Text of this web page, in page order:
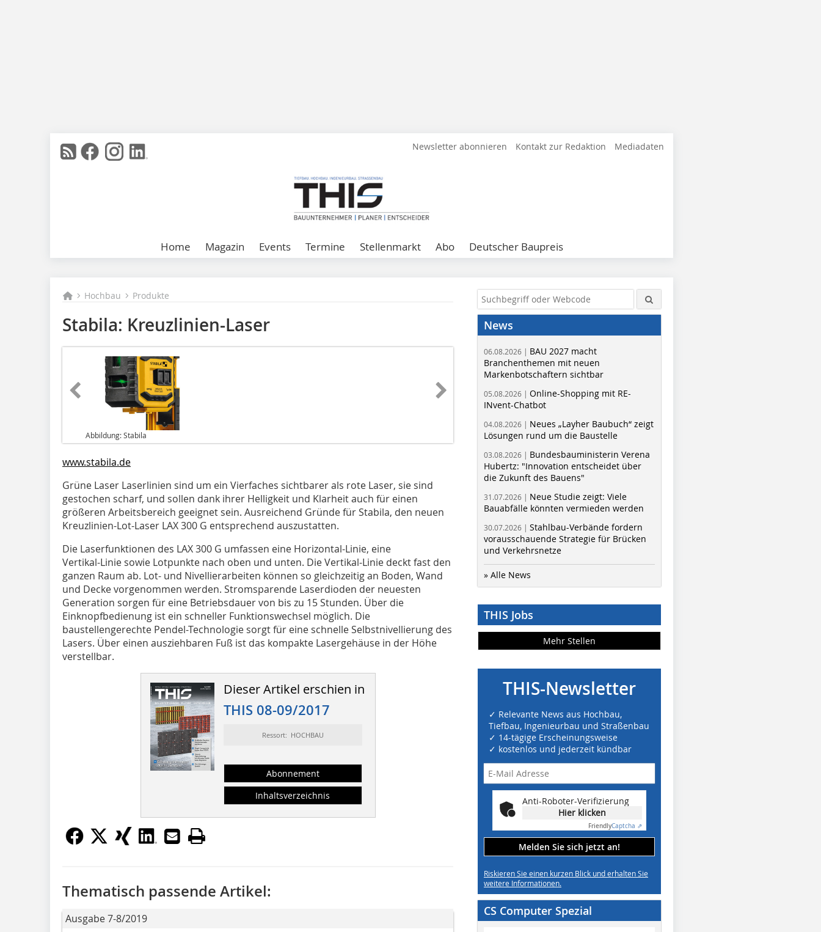
Newsletter abonnieren Kontakt zur Redaktion Mediadaten
Home Magazin Events Termine Stellenmarkt Abo Deutscher Baupreis
Hochbau Produkte
Stabila: Kreuzlinien-Laser
Abbildung: Stabila
www.stabila.de
Grüne Laser Laserlinien sind um ein Vierfaches sichtbarer als rote Laser, sie sind
gestochen scharf, und sollen dank ihrer Helligkeit und Klarheit auch für einen
größeren Arbeitsbereich geeignet sein. Ausreichend Gründe für Stabila, den neuen
Kreuzlinien-Lot-Laser LAX 300 G entsprechend auszustatten.
Die Laserfunktionen des LAX 300 G umfassen eine Horizontal-Linie, eine
Vertikal-Linie sowie Lotpunkte nach oben und unten. Die Vertikal-Linie deckt fast den
ganzen Raum ab. Lot- und Nivellierarbeiten können so gleichzeitig an Boden, Wand
und Decke vorgenommen werden. Stromsparende Laserdioden der neuesten
Generation sorgen für eine Betriebsdauer von bis zu 15 Stunden. Über die
Einknopfbedienung ist ein schneller Funktionswechsel möglich. Die
baustellengerechte Pendel-Technologie sorgt für eine schnelle Selbstnivellierung des
Lasers. Über einen ausziehbaren Fuß ist das kompakte Lasergehäuse in der Höhe
verstellbar.
Dieser Artikel erschien in
THIS 08-09/2017
Ressort: HOCHBAU
Abonnement
Inhaltsverzeichnis
Thematisch passende Artikel:
Ausgabe 7-8/2019
News
06.08.2026 | BAU 2027 macht
Branchenthemen mit neuen
Markenbotschaftern sichtbar
05.08.2026 | Online-Shopping mit RE-
INvent-Chatbot
04.08.2026 | Neues „Layher Baubuch“ zeigt
Lösungen rund um die Baustelle
03.08.2026 | Bundesbauministerin Verena
Hubertz: "Innovation entscheidet über
die Zukunft des Bauens"
31.07.2026 | Neue Studie zeigt: Viele
Bauabfälle könnten vermieden werden
30.07.2026 | Stahlbau-Verbände fordern
vorausschauende Strategie für Brücken
und Verkehrsnetze
» Alle News
THIS Jobs
Mehr Stellen
THIS-Newsletter
✓ Relevante News aus Hochbau,
Tiefbau, Ingenieurbau und Straßenbau
✓ 14-tägige Erscheinungsweise
✓ kostenlos und jederzeit kündbar
Anti-Roboter-Verifizierung
Hier klicken
FriendlyCaptcha ⇗
Melden Sie sich jetzt an!
Riskieren Sie einen kurzen Blick und erhalten Sie
weitere Informationen.
CS Computer Spezial